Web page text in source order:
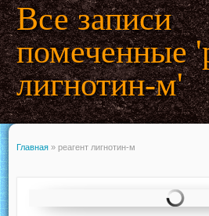
Все записи
помеченные
лигнотин-м'
Главная » реагент лигнотин-м